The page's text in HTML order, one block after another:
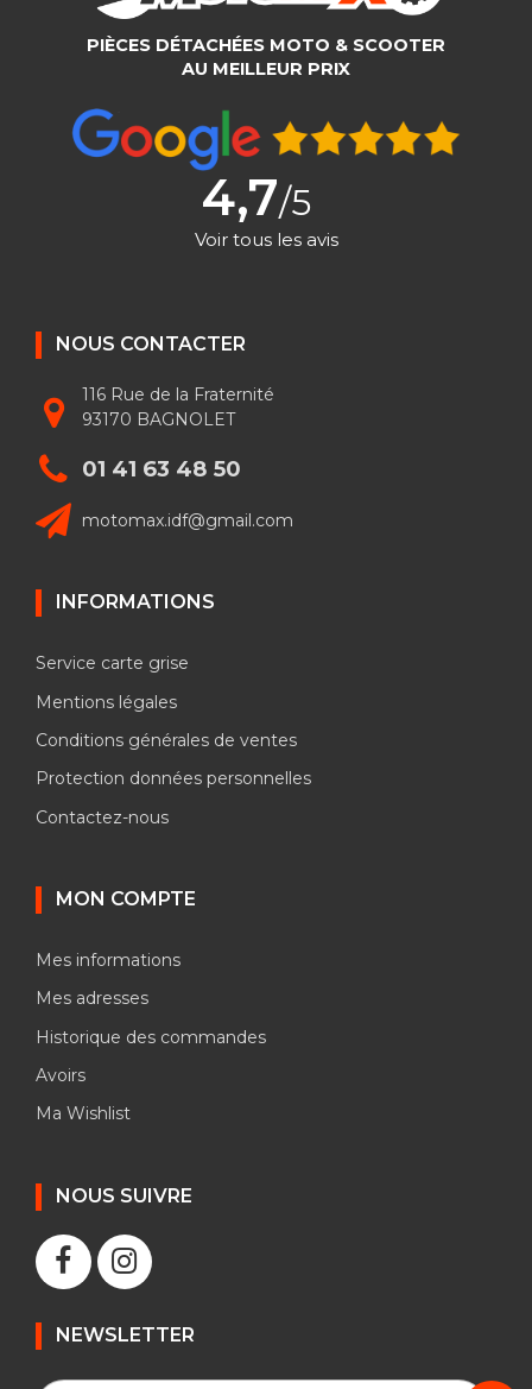
PIÈCES DÉTACHÉES MOTO & SCOOTER
AU MEILLEUR PRIX
4,7/5
Voir tous les avis
NOUS CONTACTER
116 Rue de la Fraternité
93170 BAGNOLET
01 41 63 48 50
motomax.idf@gmail.com
INFORMATIONS
Service carte grise
Mentions légales
Conditions générales de ventes
Protection données personnelles
Contactez-nous
MON COMPTE
Mes informations
Mes adresses
Historique des commandes
Avoirs
Ma Wishlist
NOUS SUIVRE
NEWSLETTER